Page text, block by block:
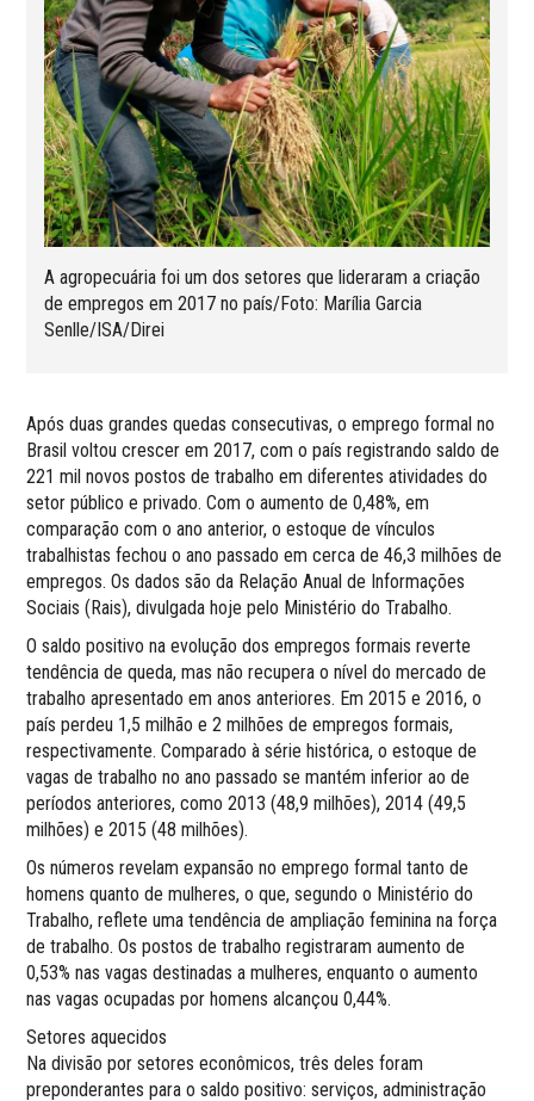
A agropecuária foi um dos setores que lideraram a criação
de empregos em 2017 no país/Foto: Marília Garcia
Senlle/ISA/Direi
Após duas grandes quedas consecutivas, o emprego formal no
Brasil voltou crescer em 2017, com o país registrando saldo de
221 mil novos postos de trabalho em diferentes atividades do
setor público e privado. Com o aumento de 0,48%, em
comparação com o ano anterior, o estoque de vínculos
trabalhistas fechou o ano passado em cerca de 46,3 milhões de
empregos. Os dados são da Relação Anual de Informações
Sociais (Rais), divulgada hoje pelo Ministério do Trabalho.
O saldo positivo na evolução dos empregos formais reverte
tendência de queda, mas não recupera o nível do mercado de
trabalho apresentado em anos anteriores. Em 2015 e 2016, o
país perdeu 1,5 milhão e 2 milhões de empregos formais,
respectivamente. Comparado à série histórica, o estoque de
vagas de trabalho no ano passado se mantém inferior ao de
períodos anteriores, como 2013 (48,9 milhões), 2014 (49,5
milhões) e 2015 (48 milhões).
Os números revelam expansão no emprego formal tanto de
homens quanto de mulheres, o que, segundo o Ministério do
Trabalho, reflete uma tendência de ampliação feminina na força
de trabalho. Os postos de trabalho registraram aumento de
0,53% nas vagas destinadas a mulheres, enquanto o aumento
nas vagas ocupadas por homens alcançou 0,44%.
Setores aquecidos
Na divisão por setores econômicos, três deles foram
preponderantes para o saldo positivo: serviços, administração